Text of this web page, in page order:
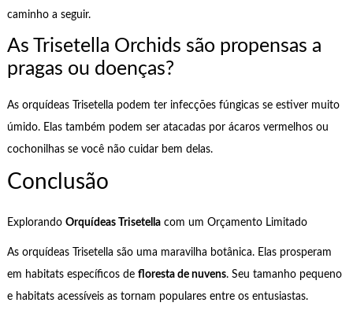
caminho a seguir.
As Trisetella Orchids são propensas a
pragas ou doenças?
As orquídeas Trisetella podem ter infecções fúngicas se estiver muito
úmido. Elas também podem ser atacadas por ácaros vermelhos ou
cochonilhas se você não cuidar bem delas.
Conclusão
Explorando Orquídeas Trisetellacom um Orçamento Limitado
As orquídeas Trisetella são uma maravilha botânica. Elas prosperam
em habitats específicos de floresta de nuvens. Seu tamanho pequeno
e habitats acessíveis as tornam populares entre os entusiastas.